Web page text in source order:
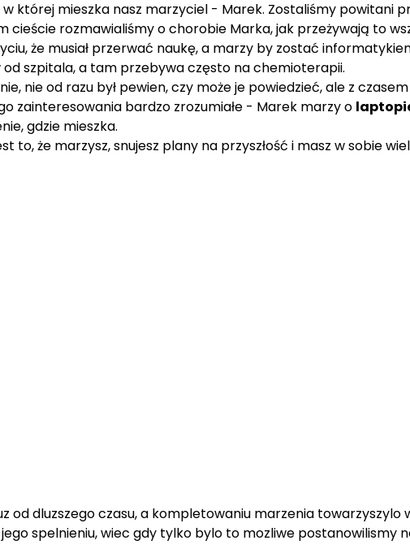
mieszka nasz marzyciel - Marek. Zostaliśmy powitani
cieście rozmawialiśmy o chorobie Marka, jak przeżywają to
że musiał przerwać naukę, a marzy by zostać
szpitala, a tam przebywa często na chemioterapii.
od razu był pewien, czy może je powiedzieć, ale z
zainteresowania bardzo zrozumiałe - Marek marzy o
gdzie mieszka.
że marzysz, snujesz plany na przyszłość i masz w sobie
dluzszego czasu, a kompletowaniu marzenia towarzyszylo
spelnieniu, wiec gdy tylko bylo to mozliwe postanowilismy